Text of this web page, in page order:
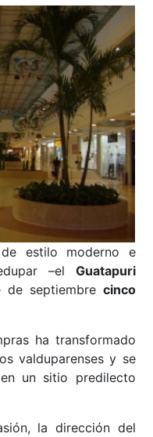
estilo moderno e
–el Guatapuri
septiembre cinco
ha transformado
valduparenses y se
un sitio predilecto
la dirección del